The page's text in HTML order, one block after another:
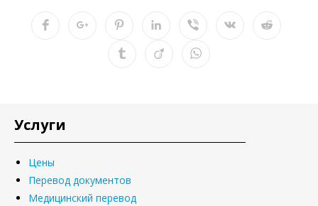
Услуги
Цены
Перевод документов
Медицинский перевод